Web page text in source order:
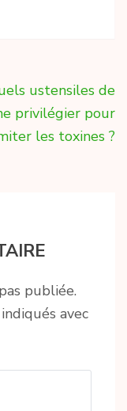
ustensiles de
privilégier pour
les toxines ?
publiée.
avec